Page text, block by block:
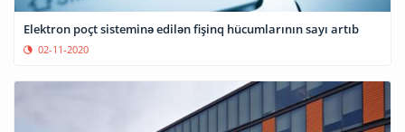
Elektron poçt sisteminə edilən fişinq hücumlarının sayı artıb
02-11-2020